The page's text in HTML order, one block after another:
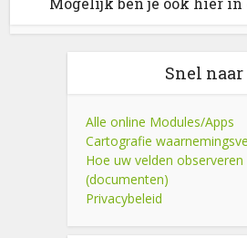
Snel naar
Alle online Modules/Apps
Cartografie
Hoe uw velden observeren
(documenten)
Privacybeleid